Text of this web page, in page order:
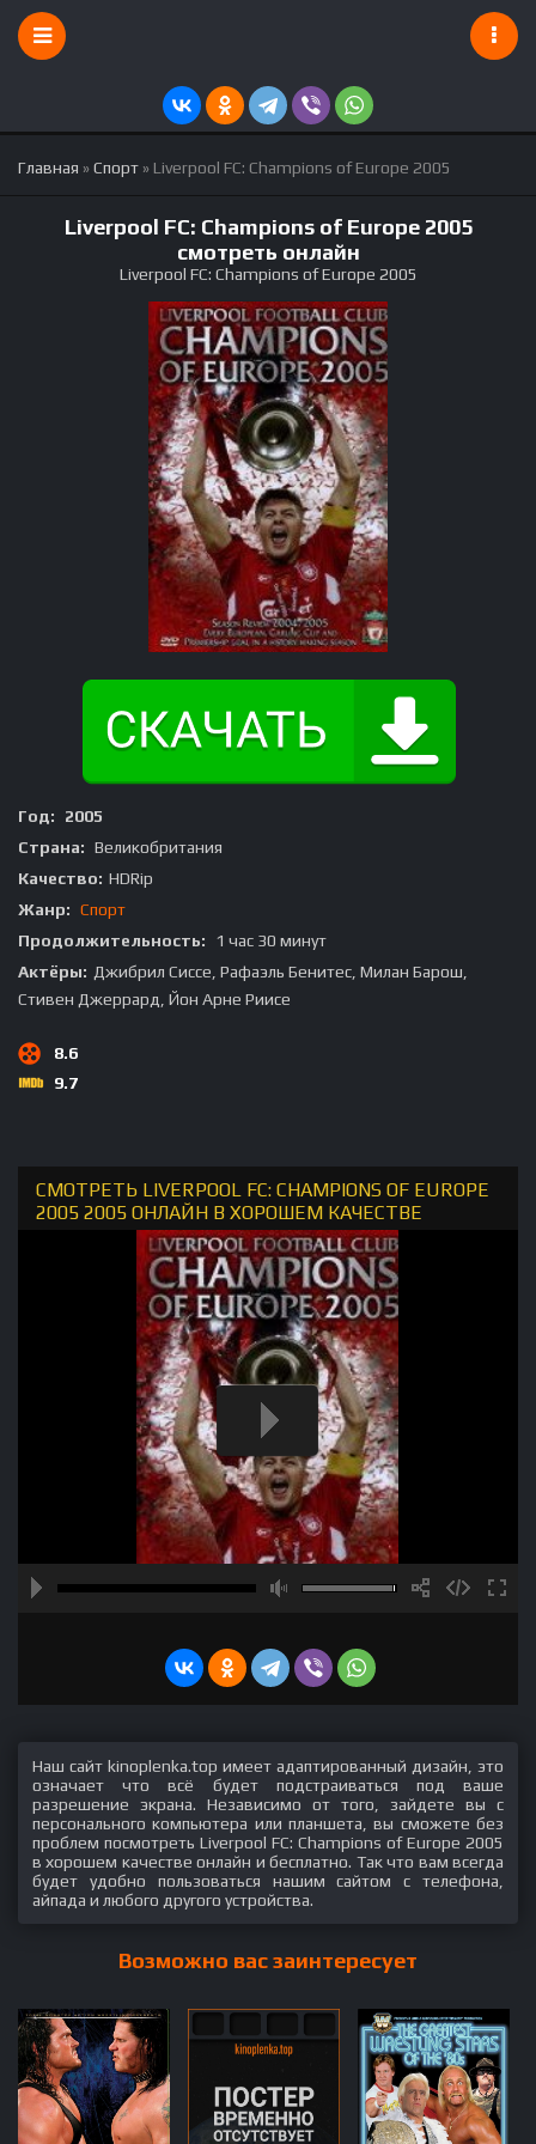
Главная »Спорт » Liverpool FC: Champions of Europe 2005
Liverpool FC: Champions of Europe 2005
смотреть онлайн
Liverpool FC: Champions of Europe 2005
Год:
2005
Страна: Великобритания
Качество: HDRip
Жанр: Спорт
Продолжительность:
1 час 30 минут
Актёры: Джибрил Сиссе, Рафаэль Бенитес, Милан Барош,
Стивен Джеррард, Йон Арне Риисе
8.6
9.7
СМОТРЕТЬ LIVERPOOL FC: CHAMPIONS OF EUROPE
2005 2005 ОНЛАЙН В ХОРОШЕМ КАЧЕСТВЕ
Наш сайт kinoplenka.top имеет адаптированный дизайн, это
означает что всё будет подстраиваться под ваше
разрешение экрана. Независимо от того, зайдете вы с
персонального компьютера или планшета, вы сможете без
проблем посмотреть Liverpool FC: Champions of Europe 2005
в хорошем качестве онлайн и бесплатно. Так что вам всегда
будет удобно пользоваться нашим сайтом с телефона,
айпада и любого другого устройства.
Возможно вас заинтересует